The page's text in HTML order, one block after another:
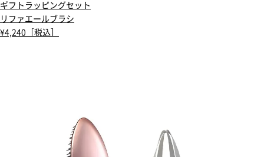
ギフトラッピングセット
リファエールブラシ
¥4,240［税込］